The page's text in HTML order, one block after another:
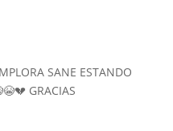
SANE ESTANDO
GRACIAS